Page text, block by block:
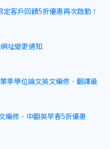
定客戶回饋5折優惠再次啟動！
址變更通知
季學位論文英文編修．翻譯最
編修．中翻英早春5折優惠